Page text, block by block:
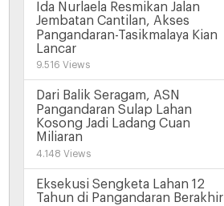
Ida Nurlaela Resmikan Jalan
Jembatan Cantilan, Akses
Pangandaran-Tasikmalaya Kian
Lancar
9.516 Views
Dari Balik Seragam, ASN
Pangandaran Sulap Lahan
Kosong Jadi Ladang Cuan
Miliaran
4.148 Views
Eksekusi Sengketa Lahan 12
Tahun di Pangandaran Berakhir